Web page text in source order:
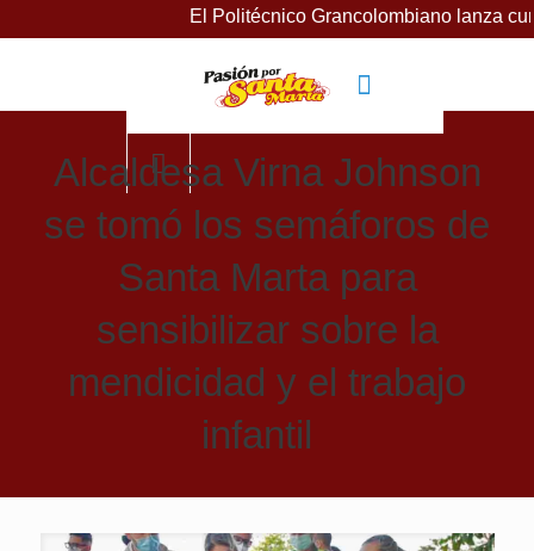
El Politécnico Grancolombiano lanza cursos
Alcaldesa Virna Johnson
se tomó los semáforos de
Santa Marta para
sensibilizar sobre la
mendicidad y el trabajo
infantil